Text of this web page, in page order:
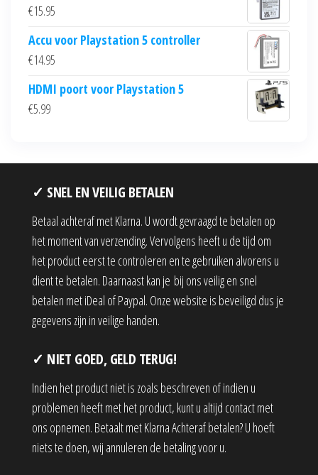
€15.95
Accu voor Playstation 5 controller
€14.95
HDMI poort voor Playstation 5
€5.99
✓ SNEL EN VEILIG BETALEN
Betaal achteraf met Klarna. U wordt gevraagd te betalen op
het moment van verzending. Vervolgens heeft u de tijd om
het product eerst te controleren en te gebruiken alvorens u
dient te betalen. Daarnaast kan je bij ons veilig en snel
betalen met iDeal of Paypal. Onze website is beveiligd dus je
gegevens zijn in veilige handen.
✓ NIET GOED, GELD TERUG!
Indien het product niet is zoals beschreven of indien u
problemen heeft met het product, kunt u altijd contact met
ons opnemen. Betaalt met Klarna Achteraf betalen? U hoeft
niets te doen, wij annuleren de betaling voor u.